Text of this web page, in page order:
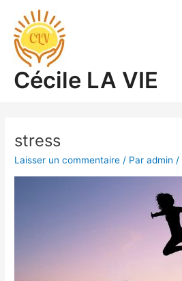
contenu
Cécile LA VIE
stress
Laisser un commentaire / Paradmin /